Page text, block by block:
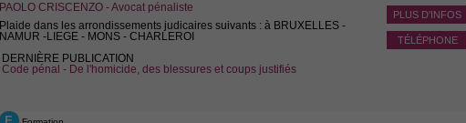
PLUS D'INFOS
TÉLÉPHONE
PAOLO CRISCENZO - Avocat pénaliste
Plaide dans les arrondissements judicaires suivants : à BRUXELLES -
NAMUR -LIEGE - MONS - CHARLEROI
DERNIÈRE PUBLICATION
Code pénal - De l'homicide, des blessures et coups justifiés